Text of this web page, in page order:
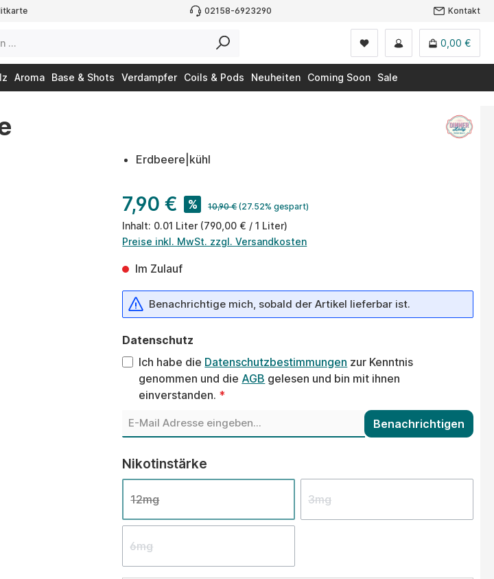
02158-6923290 Kontakt
0,00 €
Aroma Base & Shots Verdampfer Coils & Pods Neuheiten Coming Soon
Sale
Erdbeere|kühl
7,90 € % 10,90 € (27.52% gespart)
Inhalt: 0.01 Liter (790,00 € / 1 Liter)
Preise inkl. MwSt. zzgl. Versandkosten
Im Zulauf
Benachrichtige mich, sobald der Artikel lieferbar ist.
Datenschutz
Ich habe die Datenschutzbestimmungen zur Kenntnis
genommen und die AGB gelesen und bin mit ihnen
einverstanden. *
Benachrichtigen
Nikotinstärke
12mg 3mg
6mg